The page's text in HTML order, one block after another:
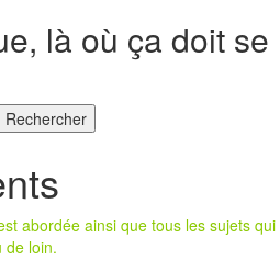
là où ça doit se
abordée ainsi que tous les sujets qui
de loin.